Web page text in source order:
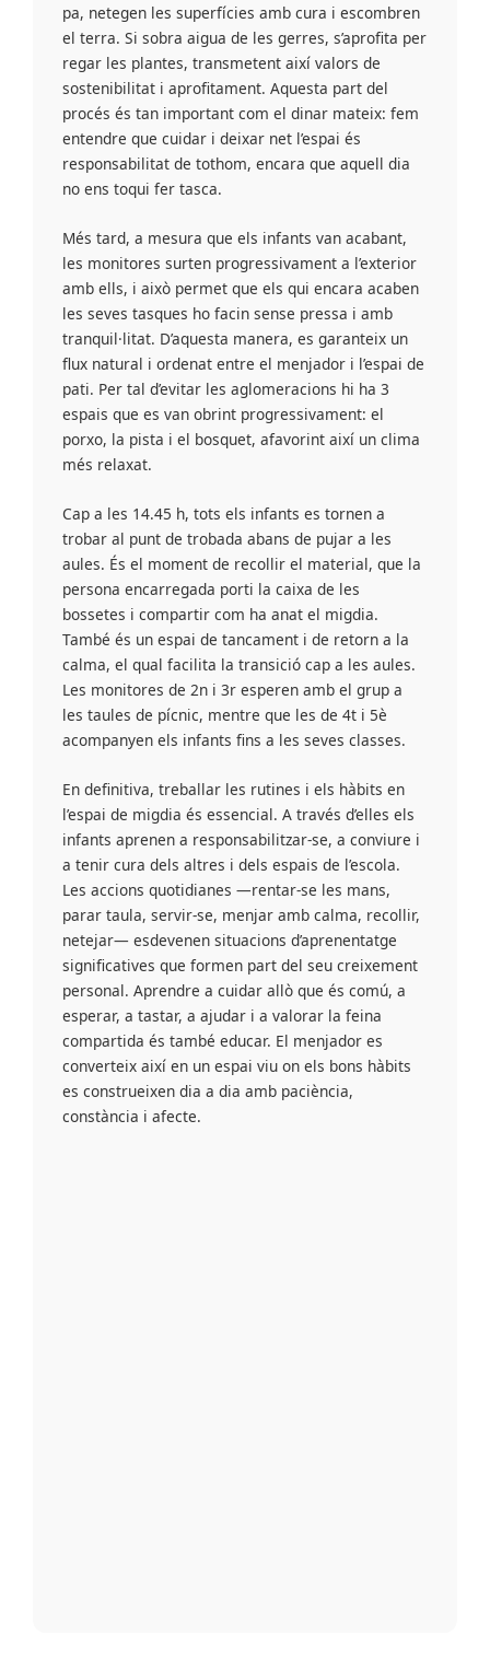
pa, netegen les superfícies amb cura i escombren
el terra. Si sobra aigua de les gerres, s’aprofita per
regar les plantes, transmetent així valors de
sostenibilitat i aprofitament. Aquesta part del
procés és tan important com el dinar mateix: fem
entendre que cuidar i deixar net l’espai és
responsabilitat de tothom, encara que aquell dia
no ens toqui fer tasca.
Més tard, a mesura que els infants van acabant,
les monitores surten progressivament a l’exterior
amb ells, i això permet que els qui encara acaben
les seves tasques ho facin sense pressa i amb
tranquil·litat. D’aquesta manera, es garanteix un
flux natural i ordenat entre el menjador i l’espai de
pati. Per tal d’evitar les aglomeracions hi ha 3
espais que es van obrint progressivament: el
porxo, la pista i el bosquet, afavorint així un clima
més relaxat.
Cap a les 14.45 h, tots els infants es tornen a
trobar al punt de trobada abans de pujar a les
aules. És el moment de recollir el material, que la
persona encarregada porti la caixa de les
bossetes i compartir com ha anat el migdia.
També és un espai de tancament i de retorn a la
calma, el qual facilita la transició cap a les aules.
Les monitores de 2n i 3r esperen amb el grup a
les taules de pícnic, mentre que les de 4t i 5è
acompanyen els infants fins a les seves classes.
En definitiva, treballar les rutines i els hàbits en
l’espai de migdia és essencial. A través d’elles els
infants aprenen a responsabilitzar-se, a conviure i
a tenir cura dels altres i dels espais de l’escola.
Les accions quotidianes —rentar-se les mans,
parar taula, servir-se, menjar amb calma, recollir,
netejar— esdevenen situacions d’aprenentatge
significatives que formen part del seu creixement
personal. Aprendre a cuidar allò que és comú, a
esperar, a tastar, a ajudar i a valorar la feina
compartida és també educar. El menjador es
converteix així en un espai viu on els bons hàbits
es construeixen dia a dia amb paciència,
constància i afecte.